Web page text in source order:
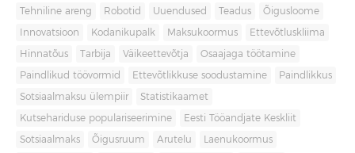
Tehniline areng Robotid Uuendused Teadus Õigusloome
Innovatsioon Kodanikupalk Maksukoormus Ettevõtluskliima
Hinnatõus Tarbija Väikeettevõtja Osaajaga töötamine
Paindlikud töövormid Ettevõtlikkuse soodustamine Paindlikkus
Sotsiaalmaksu ülempiir Statistikaamet
Kutsehariduse populariseerimine Eesti Tööandjate Keskliit
Sotsiaalmaks Õigusruum Arutelu Laenukoormus